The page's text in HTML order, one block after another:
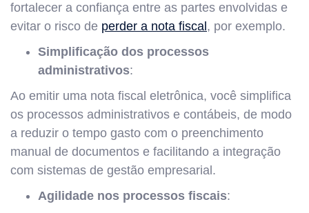
fortalecer a confiança entre as partes envolvidas e
evitar o risco de perder a nota fiscal , por exemplo.
Simplificação dos processos
administrativos:
Ao emitir uma nota fiscal eletrônica, você simplifica
os processos administrativos e contábeis, de modo
a reduzir o tempo gasto com o preenchimento
manual de documentos e facilitando a integração
com sistemas de gestão empresarial.
Agilidade nos processos fiscais: